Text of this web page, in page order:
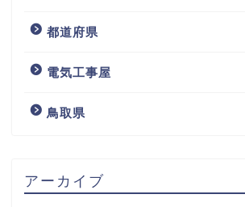
都道府県
電気工事屋
鳥取県
アーカイブ